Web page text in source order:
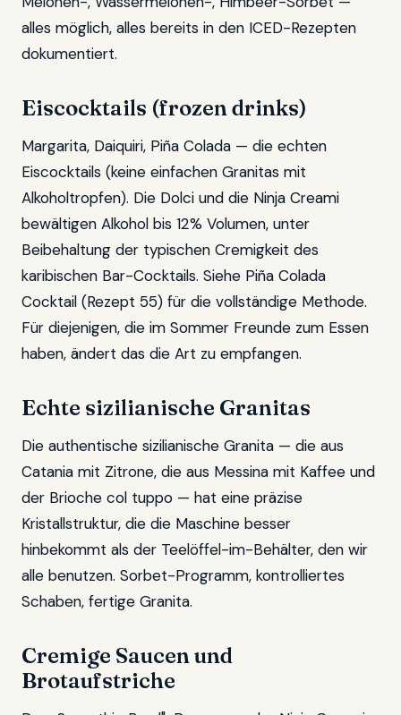
alles möglich, alles bereits in den ICED-Rezepten
dokumentiert.
Eiscocktails (frozen drinks)
Margarita, Daiquiri, Piña Colada — die echten
Eiscocktails (keine einfachen Granitas mit
Alkoholtropfen). Die Dolci und die Ninja Creami
bewältigen Alkohol bis 12% Volumen, unter
Beibehaltung der typischen Cremigkeit des
karibischen Bar-Cocktails. Siehe Piña Colada
Cocktail (Rezept 55) für die vollständige Methode.
Für diejenigen, die im Sommer Freunde zum Essen
haben, ändert das die Art zu empfangen.
Echte sizilianische Granitas
Die authentische sizilianische Granita — die aus
Catania mit Zitrone, die aus Messina mit Kaffee und
der Brioche col tuppo — hat eine präzise
Kristallstruktur, die die Maschine besser
hinbekommt als der Teelöffel-im-Behälter, den wir
alle benutzen. Sorbet-Programm, kontrolliertes
Schaben, fertige Granita.
Cremige Saucen und
Brotaufstriche